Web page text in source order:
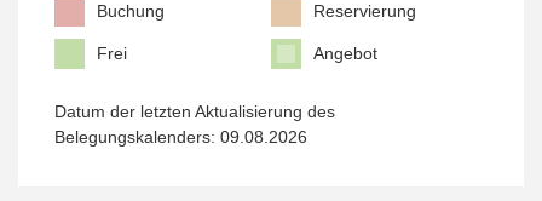
Buchung Reservierung
Frei Angebot
Datum der letzten Aktualisierung des
Belegungskalenders: 09.08.2026